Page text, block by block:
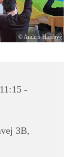
© Anders Haarbye
-
3B,